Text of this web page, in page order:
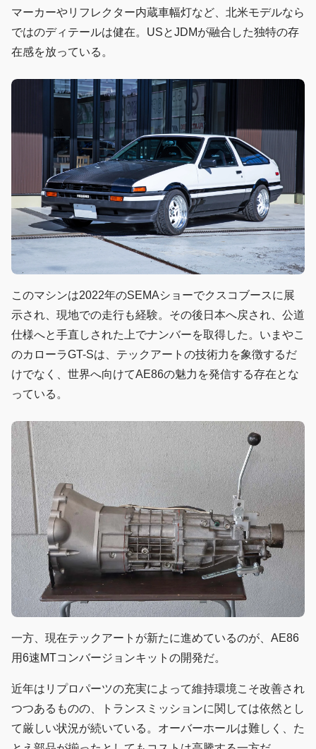
マーカーやリフレクター内蔵車幅灯など、北米モデルなら
ではのディテールは健在。USとJDMが融合した独特の存
在感を放っている。
このマシンは2022年のSEMAショーでクスコブースに展
示され、現地での走行も経験。その後日本へ戻され、公道
仕様へと手直しされた上でナンバーを取得した。いまやこ
のカローラGT-Sは、テックアートの技術力を象徴するだ
けでなく、世界へ向けてAE86の魅力を発信する存在とな
っている。
一方、現在テックアートが新たに進めているのが、AE86
用6速MTコンバージョンキットの開発だ。
近年はリプロパーツの充実によって維持環境こそ改善され
つつあるものの、トランスミッションに関しては依然とし
て厳しい状況が続いている。オーバーホールは難しく、た